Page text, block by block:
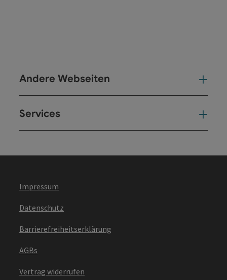
Andere Webseiten
Services
Impressum
Datenschutz
Barrierefreiheitserklärung
AGBs
Vertrag widerrufen